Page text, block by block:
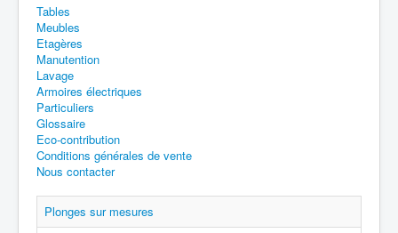
Tables
Meubles
Etagères
Manutention
Lavage
Armoires électriques
Particuliers
Glossaire
Eco-contribution
Conditions générales de vente
Nous contacter
Plonges sur mesures